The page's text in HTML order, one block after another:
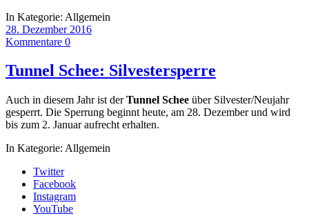
In Kategorie: Allgemein
28. Dezember 2016
Kommentare 0
Tunnel Schee: Silvestersperre
Auch in diesem Jahr ist derTunnel Schee über Silvester/Neujahr
gesperrt. Die Sperrung beginnt heute, am 28. Dezember und wird
bis zum 2. Januar aufrecht erhalten.
In Kategorie: Allgemein
Twitter
Facebook
Instagram
YouTube